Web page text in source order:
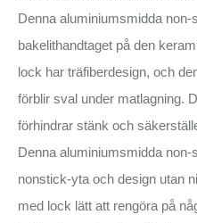
Denna aluminiumsmidda
bakelithandtaget på den
lock har träfiberdesign, och
förblir sval under matlagning.
förhindrar stänk och
Denna aluminiumsmidda
nonstick-yta och design utan
med lock lätt att rengöra på